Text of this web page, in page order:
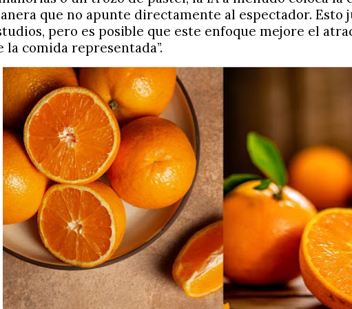
que no apunte directamente al espectador. Esto
pero es posible que este enfoque mejore el
la comida representada”.